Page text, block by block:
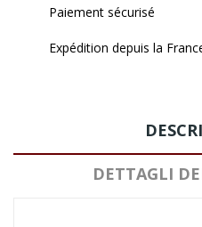
Paiement sécurisé
Expédition depuis la
DETTAGLI